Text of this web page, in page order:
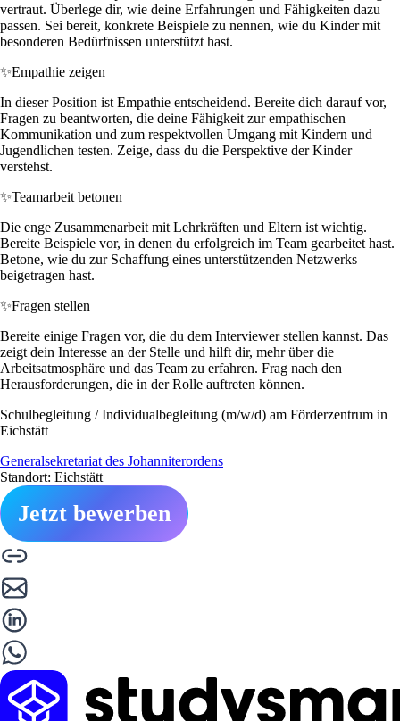
vertraut. Überlege dir, wie deine Erfahrungen und Fähigkeiten dazu
passen. Sei bereit, konkrete Beispiele zu nennen, wie du Kinder mit
besonderen Bedürfnissen unterstützt hast.
✨Empathie zeigen
In dieser Position ist Empathie entscheidend. Bereite dich darauf vor,
Fragen zu beantworten, die deine Fähigkeit zur empathischen
Kommunikation und zum respektvollen Umgang mit Kindern und
Jugendlichen testen. Zeige, dass du die Perspektive der Kinder
verstehst.
✨Teamarbeit betonen
Die enge Zusammenarbeit mit Lehrkräften und Eltern ist wichtig.
Bereite Beispiele vor, in denen du erfolgreich im Team gearbeitet hast.
Betone, wie du zur Schaffung eines unterstützenden Netzwerks
beigetragen hast.
✨Fragen stellen
Bereite einige Fragen vor, die du dem Interviewer stellen kannst. Das
zeigt dein Interesse an der Stelle und hilft dir, mehr über die
Arbeitsatmosphäre und das Team zu erfahren. Frag nach den
Herausforderungen, die in der Rolle auftreten können.
Schulbegleitung / Individualbegleitung (m/w/d) am Förderzentrum in
Eichstätt
Generalsekretariat des Johanniterordens
Standort: Eichstätt
Jetzt bewerben